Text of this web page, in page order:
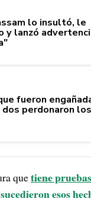
lo insultó, le
y lanzó
fueron
perdonaron los
quetiene
esos